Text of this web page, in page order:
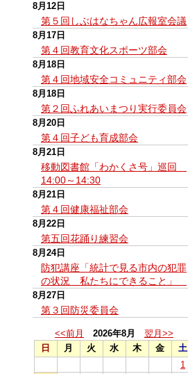
8月12日
第５回しぶはなちゃん広報室会議
8月17日
第４回教育文化スポーツ部会
8月18日
第４回地域安全コミュニティ部会
8月18日
第２回ふれあいまつり実行委員会
8月20日
第４回子ども育成部会
8月21日
移動図書館「わかくさ号」巡回
14:00～14:30
8月21日
第４回健康福祉部会
8月22日
第五回花踊り練習会
8月24日
防犯講座「統計で見る市内の犯罪
の状況 私たちにできること」
8月27日
第３回防災委員会
<<前月 2026年8月
翌月>>
日
月 火 水 木 金
土
1